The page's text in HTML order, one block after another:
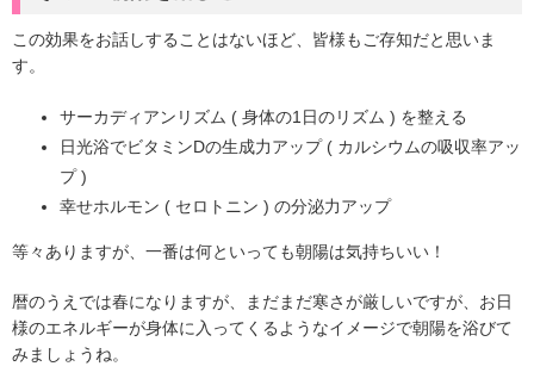
この効果をお話しすることはないほど、皆様もご存知だと思いま
す。
サーカディアンリズム ( 身体の1日のリズム ) を整える
日光浴でビタミンDの生成力アップ ( カルシウムの吸収率アッ
プ )
幸せホルモン ( セロトニン ) の分泌力アップ
等々ありますが、一番は何といっても朝陽は気持ちいい！
暦のうえでは春になりますが、まだまだ寒さが厳しいですが、お日
様のエネルギーが身体に入ってくるようなイメージで朝陽を浴びて
みましょうね。